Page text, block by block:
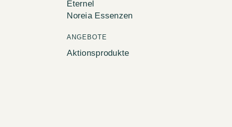
Éternel
Noreia Essenzen
ANGEBOTE
Aktionsprodukte